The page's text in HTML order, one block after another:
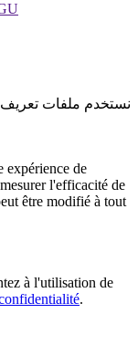
نستخدم ملفات تعريف
expérience de
l'efficacité de
être modifié à tout
à l'utilisation de
.